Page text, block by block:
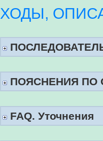
ХОДЫ,
ПОЯСНЕНИЯ
FAQ. Уточнения